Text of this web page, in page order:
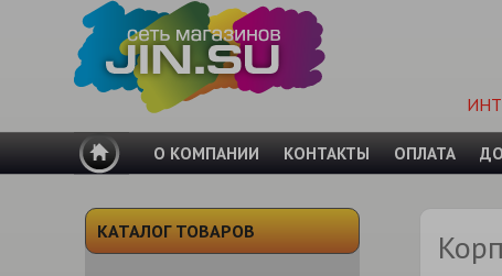
О КОМПАНИИ КОНТАКТЫ ОПЛАТА
КАТАЛОГ ТОВАРОВ